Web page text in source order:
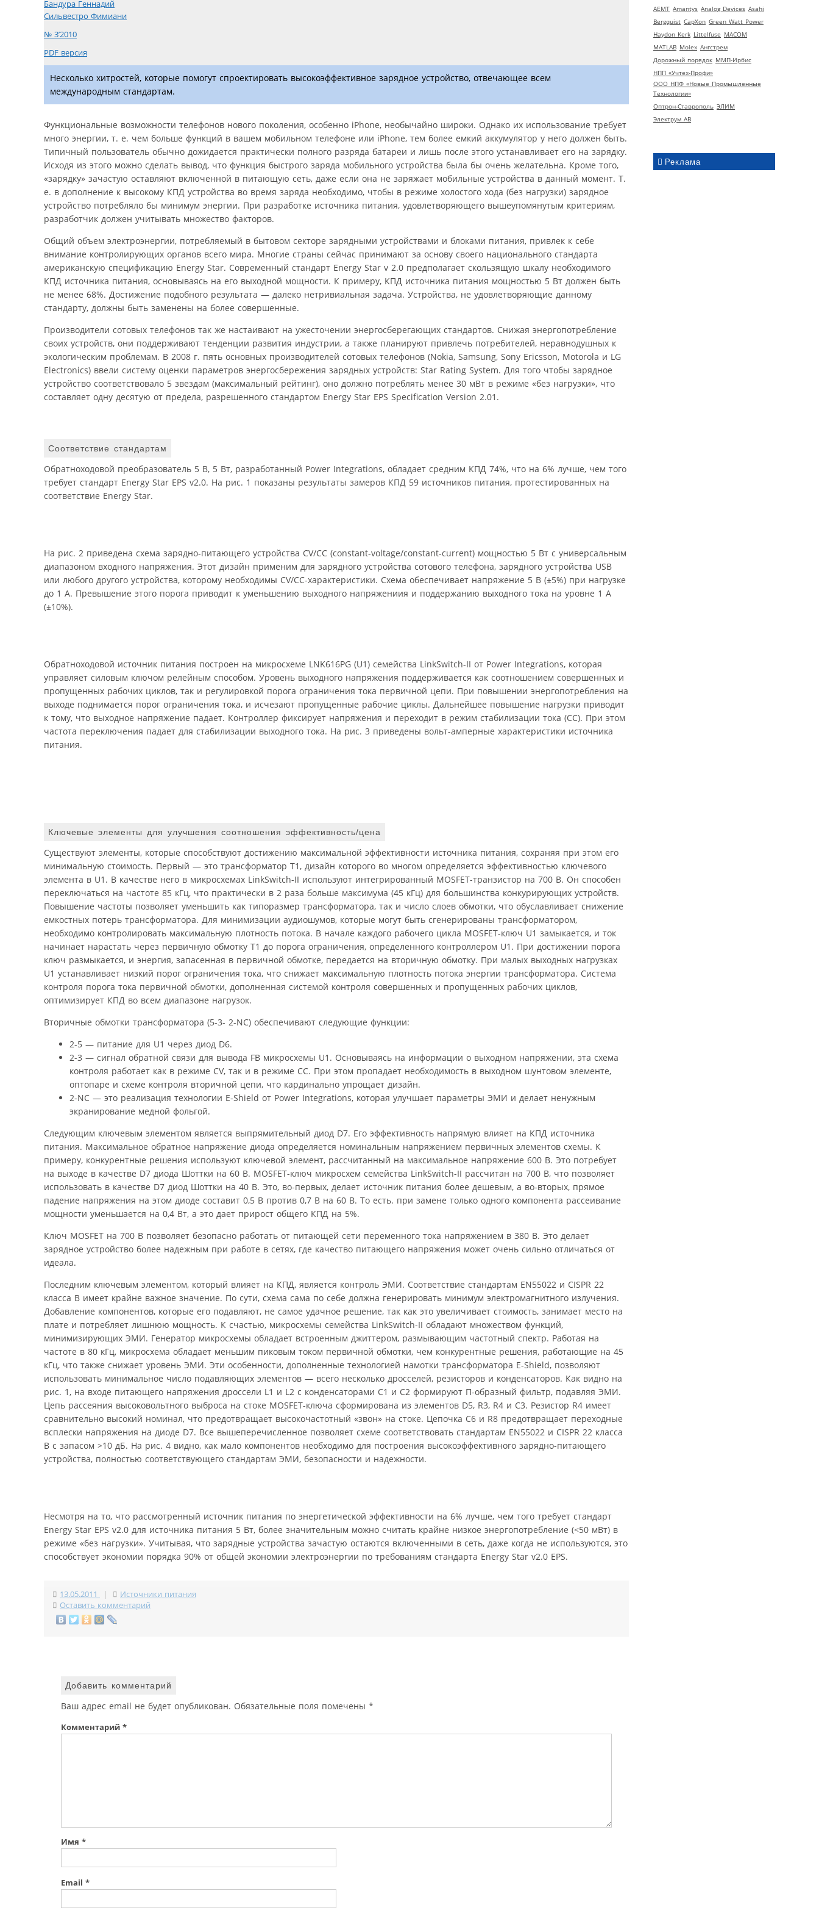
AEMT Amantys Analog Devices Asahi
Bergquist CapXon Green Watt Power
Haydon Kerk Littelfuse MACOM
MATLAB Molex Ангстрем
Дорожный порядок ММП-Ирбис
НПП «Учтех-Профи»
ООО НПФ «Новые Промышленные
Технологии»
Оптрон-Ставрополь ЭЛИМ
Электрум АВ
Реклама
Бандура Геннадий
Сильвестро Фимиани
№ 3’2010
PDF версия
Несколько хитростей, которые помогут спроектировать высокоэффективное зарядное устройство, отвечающее всем
международным стандартам.
Функциональные возможности телефонов нового поколения, особенно iPhone, необычайно широки. Однако их использование требует
много энергии, т. е. чем больше функций в вашем мобильном телефоне или iPhone, тем более емкий аккумулятор у него должен быть.
Типичный пользователь обычно дожидается практически полного разряда батареи и лишь после этого устанавливает его на зарядку.
Исходя из этого можно сделать вывод, что функция быстрого заряда мобильного устройства была бы очень желательна. Кроме того,
«зарядку» зачастую оставляют включенной в питающую сеть, даже если она не заряжает мобильные устройства в данный момент. Т.
е. в дополнение к высокому КПД устройства во время заряда необходимо, чтобы в режиме холостого хода (без нагрузки) зарядное
устройство потребляло бы минимум энергии. При разработке источника питания, удовлетворяющего вышеупомянутым критериям,
разработчик должен учитывать множество факторов.
Общий объем электроэнергии, потребляемый в бытовом секторе зарядными устройствами и блоками питания, привлек к себе
внимание контролирующих органов всего мира. Многие страны сейчас принимают за основу своего национального стандарта
американскую спецификацию Energy Star. Современный стандарт Energy Star v 2.0 предполагает скользящую шкалу необходимого
КПД источника питания, основываясь на его выходной мощности. К примеру, КПД источника питания мощностью 5 Вт должен быть
не менее 68%. Достижение подобного результата — далеко нетривиальная задача. Устройства, не удовлетворяющие данному
стандарту, должны быть заменены на более совершенные.
Производители сотовых телефонов так же настаивают на ужесточении энергосберегающих стандартов. Снижая энергопотребление
своих устройств, они поддерживают тенденции развития индустрии, а также планируют привлечь потребителей, неравнодушных к
экологическим проблемам. В 2008 г. пять основных производителей сотовых телефонов (Nokia, Samsung, Sony Ericsson, Motorola и LG
Electronics) ввели систему оценки параметров энергосбережения зарядных устройств: Star Rating System. Для того чтобы зарядное
устройство соответствовало 5 звездам (максимальный рейтинг), оно должно потреблять менее 30 мВт в режиме «без нагрузки», что
составляет одну десятую от предела, разрешенного стандартом Energy Star EPS Specification Version 2.01.
Соответствие стандартам
Обратноходовой преобразователь 5 В, 5 Вт, разработанный Power Integrations, обладает средним КПД 74%, что на 6% лучше, чем того
требует стандарт Energy Star EPS v2.0. На рис. 1 показаны результаты замеров КПД 59 источников питания, протестированных на
соответствие Energy Star.
На рис. 2 приведена схема зарядно-питающего устройства CV/CC (constant-voltage/constant-current) мощностью 5 Вт с универсальным
диапазоном входного напряжения. Этот дизайн применим для зарядного устройства сотового телефона, зарядного устройства USB
или любого другого устройства, которому необходимы CV/CC-характеристики. Схема обеспечивает напряжение 5 В (±5%) при нагрузке
до 1 А. Превышение этого порога приводит к уменьшению выходного напряжениия и поддержанию выходного тока на уровне 1 A
(±10%).
Обратноходовой источник питания построен на микросхеме LNK616PG (U1) семейства LinkSwitch-II от Power Integrations, которая
управляет силовым ключом релейным способом. Уровень выходного напряжения поддерживается как соотношением совершенных и
пропущенных рабочих циклов, так и регулировкой порога ограничения тока первичной цепи. При повышении энергопотребления на
выходе поднимается порог ограничения тока, и исчезают пропущенные рабочие циклы. Дальнейшее повышение нагрузки приводит
к тому, что выходное напряжение падает. Контроллер фиксирует напряжения и переходит в режим стабилизации тока (СС). При этом
частота переключения падает для стабилизации выходного тока. На рис. 3 приведены вольт-амперные характеристики источника
питания.
Ключевые элементы для улучшения соотношения эффективность/цена
Существуют элементы, которые способствуют достижению максимальной эффективности источника питания, сохраняя при этом его
минимальную стоимость. Первый — это трансформатор T1, дизайн которого во многом определяется эффективностью ключевого
элемента в U1. В качестве него в микросхемах LinkSwitch-II используют интегрированный MOSFET-транзистор на 700 В. Он способен
переключаться на частоте 85 кГц, что практически в 2 раза больше максимума (45 кГц) для большинства конкурирующих устройств.
Повышение частоты позволяет уменьшить как типоразмер трансформатора, так и число слоев обмотки, что обуславливает снижение
емкостных потерь трансформатора. Для минимизации аудиошумов, которые могут быть сгенерированы трансформатором,
необходимо контролировать максимальную плотность потока. В начале каждого рабочего цикла MOSFET-ключ U1 замыкается, и ток
начинает нарастать через первичную обмотку T1 до порога ограничения, определенного контроллером U1. При достижении порога
ключ размыкается, и энергия, запасенная в первичной обмотке, передается на вторичную обмотку. При малых выходных нагрузках
U1 устанавливает низкий порог ограничения тока, что снижает максимальную плотность потока энергии трансформатора. Система
контроля порога тока первичной обмотки, дополненная системой контроля совершенных и пропущенных рабочих циклов,
оптимизирует КПД во всем диапазоне нагрузок.
Вторичные обмотки трансформатора (5-3- 2-NC) обеспечивают следующие функции:
2-5 — питание для U1 через диод D6.
2-3 — сигнал обратной связи для вывода FB микросхемы U1. Основываясь на информации о выходном напряжении, эта схема
контроля работает как в режиме CV, так и в режиме СС. При этом пропадает необходимость в выходном шунтовом элементе,
оптопаре и схеме контроля вторичной цепи, что кардинально упрощает дизайн.
2-NC — это реализация технологии E-Shield от Power Integrations, которая улучшает параметры ЭМИ и делает ненужным
экранирование медной фольгой.
Следующим ключевым элементом является выпрямительный диод D7. Его эффективность напрямую влияет на КПД источника
питания. Максимальное обратное напряжение диода определяется номинальным напряжением первичных элементов схемы. К
примеру, конкурентные решения используют ключевой элемент, рассчитанный на максимальное напряжение 600 В. Это потребует
на выходе в качестве D7 диода Шоттки на 60 В. MOSFET-ключ микросхем семейства LinkSwitch-II рассчитан на 700 В, что позволяет
использовать в качестве D7 диод Шоттки на 40 В. Это, во-первых, делает источник питания более дешевым, а во-вторых, прямое
падение напряжения на этом диоде составит 0,5 В против 0,7 В на 60 В. То есть. при замене только одного компонента рассеивание
мощности уменьшается на 0,4 Вт, а это дает прирост общего КПД на 5%.
Ключ MOSFET на 700 В позволяет безопасно работать от питающей сети переменного тока напряжением в 380 В. Это делает
зарядное устройство более надежным при работе в сетях, где качество питающего напряжения может очень сильно отличаться от
идеала.
Последним ключевым элементом, который влияет на КПД, является контроль ЭМИ. Соответствие стандартам EN55022 и CISPR 22
класса B имеет крайне важное значение. По сути, схема сама по себе должна генерировать минимум электромагнитного излучения.
Добавление компонентов, которые его подавляют, не самое удачное решение, так как это увеличивает стоимость, занимает место на
плате и потребляет лишнюю мощность. К счастью, микросхемы семейства LinkSwitch-II обладают множеством функций,
минимизирующих ЭМИ. Генератор микросхемы обладает встроенным джиттером, размывающим частотный спектр. Работая на
частоте в 80 кГц, микросхема обладает меньшим пиковым током первичной обмотки, чем конкурентные решения, работающие на 45
кГц, что также снижает уровень ЭМИ. Эти особенности, дополненные технологией намотки трансформатора E-Shield, позволяют
использовать минимальное число подавляющих элементов — всего несколько дросселей, резисторов и конденсаторов. Как видно на
рис. 1, на входе питающего напряжения дроссели L1 и L2 с конденсаторами С1 и С2 формируют П-образный фильтр, подавляя ЭМИ.
Цепь рассеяния высоковольтного выброса на стоке MOSFET-ключа сформирована из элементов D5, R3, R4 и C3. Резистор R4 имеет
сравнительно высокий номинал, что предотвращает высокочастотный «звон» на стоке. Цепочка С6 и R8 предотвращает переходные
всплески напряжения на диоде D7. Все вышеперечисленное позволяет схеме соответствовать стандартам EN55022 и CISPR 22 класса
B с запасом >10 дБ. На рис. 4 видно, как мало компонентов необходимо для построения высокоэффективного зарядно-питающего
устройства, полностью соответствующего стандартам ЭМИ, безопасности и надежности.
Несмотря на то, что рассмотренный источник питания по энергетической эффективности на 6% лучше, чем того требует стандарт
Energy Star EPS v2.0 для источника питания 5 Вт, более значительным можно считать крайне низкое энергопотребление (<50 мВт) в
режиме «без нагрузки». Учитывая, что зарядные устройства зачастую остаются включенными в сеть, даже когда не используются, это
способствует экономии порядка 90% от общей экономии электроэнергии по требованиям стандарта Energy Star v2.0 EPS.
13.05.2011 |
Источники питания
Оставить комментарий
Добавить комментарий
Ваш адрес email не будет опубликован. Обязательные поля помечены *
Комментарий *
Имя *
Email *